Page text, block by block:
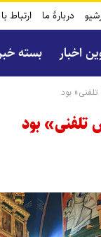
دربارۀ ما ارتباط
اخبار بسته
بود
بود